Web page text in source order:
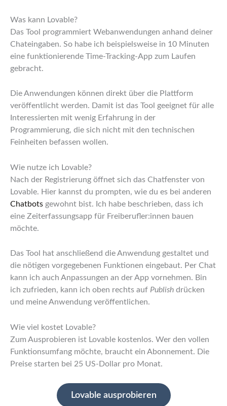
Was kann Lovable?
Das Tool programmiert Webanwendungen anhand deiner
Chateingaben. So habe ich beispielsweise in 10 Minuten
eine funktionierende Time-Tracking-App zum Laufen
gebracht.
Die Anwendungen können direkt über die Plattform
veröffentlicht werden. Damit ist das Tool geeignet für alle
Interessierten mit wenig Erfahrung in der
Programmierung, die sich nicht mit den technischen
Feinheiten befassen wollen.
Wie nutze ich Lovable?
Nach der Registrierung öffnet sich das Chatfenster von
Lovable. Hier kannst du prompten, wie du es bei anderen
Chatbots gewohnt bist. Ich habe beschrieben, dass ich
eine Zeiterfassungsapp für Freiberufler:innen bauen
möchte.
Das Tool hat anschließend die Anwendung gestaltet und
die nötigen vorgegebenen Funktionen eingebaut. Per Chat
kann ich auch Anpassungen an der App vornehmen. Bin
ich zufrieden, kann ich oben rechts auf Publish drücken
und meine Anwendung veröffentlichen.
Wie viel kostet Lovable?
Zum Ausprobieren ist Lovable kostenlos. Wer den vollen
Funktionsumfang möchte, braucht ein Abonnement. Die
Preise starten bei 25 US-Dollar pro Monat.
Lovable ausprobieren